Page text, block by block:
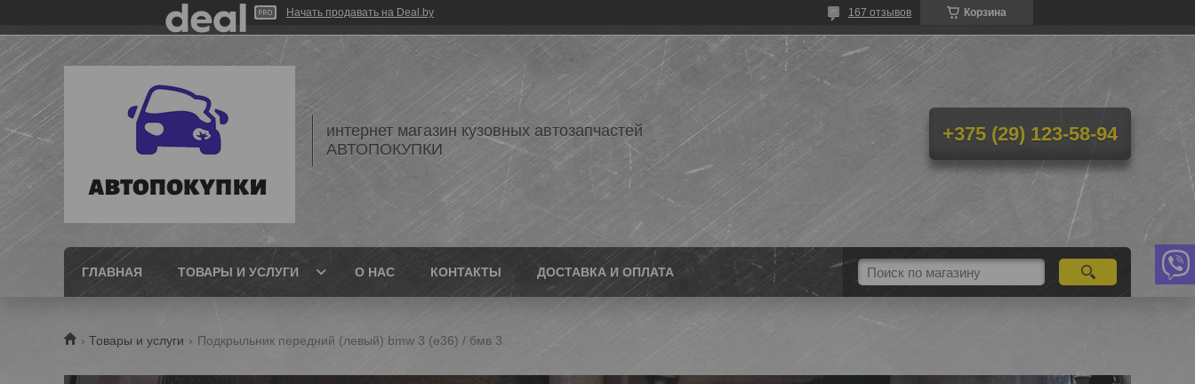
Начать продавать на Deal.by Корзина
167 отзывов
интернет магазин кузовных автозапчастей
АВТОПОКУПКИ
+375 (29) 123-58-94
ГЛАВНАЯ ТОВАРЫ И УСЛУГИ О НАС КОНТАКТЫ ДОСТАВКА И ОПЛАТА
Товары и услуги Подкрыльник передний (левый) bmw 3 (e36) / бмв 3